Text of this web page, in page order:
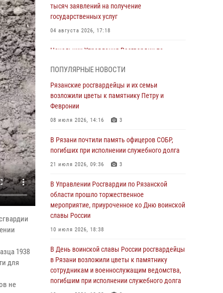
1938
для
не
тысяч заявлений на получение
государственных услуг
04 августа 2026, 17:18
Начальник Управления Росгвардии по
торжественных мероприятиях, приуроченных
ко Дню воздушно-десантных войск
02 августа 2026, 09:04
Директор Росгвардии Герой России генерал
специалистов подразделений тыла с
профессиональным праздником
01 августа 2026, 17:31
Для детей рязанских росгвардейцев в
историческом музее провели экскурсию по
экспозиции, посвящённой губернской эпохе
31 июля 2026, 07:45
области состоялось награждение
военнослужащих государственными
29 июля 2026, 15:49 1
ПОПУЛЯРНЫЕ НОВОСТИ
Рязанские росгвардейцы и их семьи
возложили цветы к памятнику Петру и
Февронии
08 июля 2026, 14:16 3
В Рязани почтили память офицеров СОБР,
погибших при исполнении служебного долга
21 июля 2026, 09:36 3
В Управлении Росгвардии по Рязанской
области прошло торжественное
мероприятие, приуроченное ко Дню воинской
славы России
10 июля 2026, 18:38
В День воинской славы России росгвардейцы
в Рязани возложили цветы к памятнику
сотрудникам и военнослужащим ведомства,
погибшим при исполнении служебного долга